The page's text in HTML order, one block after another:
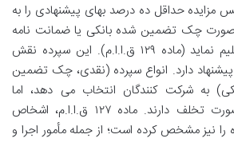
مزایده حداقل ده درصد بهای پیشنهادی را به
صورت چک تضمین شده بانکی یا ضمانت نامه
بانکی به مأمور اجرا تسلیم نماید (ماده ۱۲۹ ق.ا.ا.م). این سپرده نقش
دارد. انواع سپرده (نقدی، چک تضمین
به شرکت کنندگان انتخاب می دهد، اما
مسئولیت یکسان در صورت تخلف دارند. ماده ۱۲۷ ق.ا.ا.م، اشخاص
را نیز مشخص کرده است؛ از جمله مأمور اجرا و